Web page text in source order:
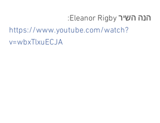
הנה השיר Eleanor Rigby:
https://www.youtube.com/watch?
v=wbxTlxuECJA